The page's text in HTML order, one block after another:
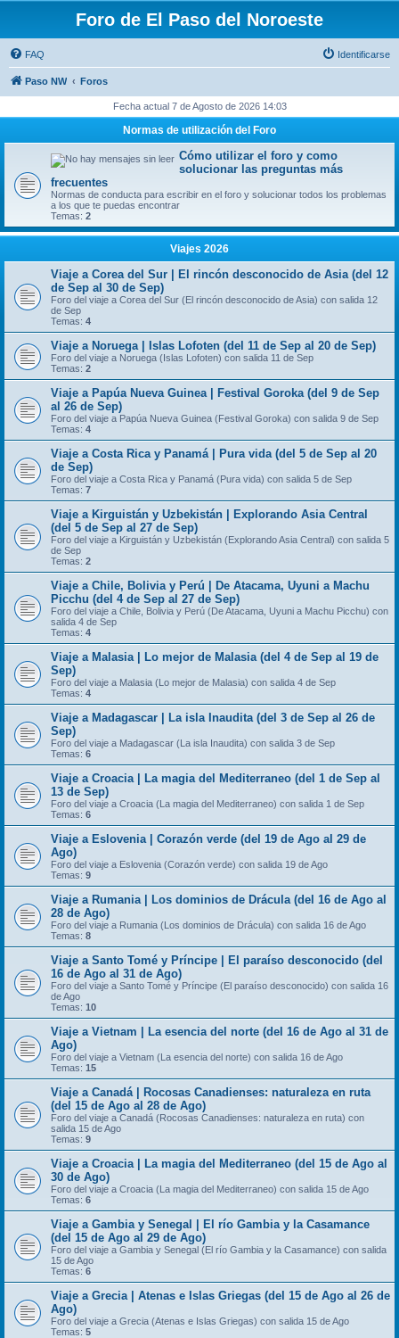
Foro de El Paso del Noroeste
FAQ Identificarse
Paso NW Foros
Fecha actual 7 de Agosto de 2026 14:03
Normas de utilización del Foro
Cómo utilizar el foro y como
solucionar las preguntas más
frecuentes
Normas de conducta para escribir en el foro y solucionar todos los problemas
a los que te puedas encontrar
Temas: 2
Viajes 2026
Viaje a Corea del Sur | El rincón desconocido de Asia (del 12
de Sep al 30 de Sep)
Foro del viaje a Corea del Sur (El rincón desconocido de Asia) con salida 12
de Sep
Temas: 4
Viaje a Noruega | Islas Lofoten (del 11 de Sep al 20 de Sep)
Foro del viaje a Noruega (Islas Lofoten) con salida 11 de Sep
Temas: 2
Viaje a Papúa Nueva Guinea | Festival Goroka (del 9 de Sep
al 26 de Sep)
Foro del viaje a Papúa Nueva Guinea (Festival Goroka) con salida 9 de Sep
Temas: 4
Viaje a Costa Rica y Panamá | Pura vida (del 5 de Sep al 20
de Sep)
Foro del viaje a Costa Rica y Panamá (Pura vida) con salida 5 de Sep
Temas: 7
Viaje a Kirguistán y Uzbekistán | Explorando Asia Central
(del 5 de Sep al 27 de Sep)
Foro del viaje a Kirguistán y Uzbekistán (Explorando Asia Central) con salida 5
de Sep
Temas: 2
Viaje a Chile, Bolivia y Perú | De Atacama, Uyuni a Machu
Picchu (del 4 de Sep al 27 de Sep)
Foro del viaje a Chile, Bolivia y Perú (De Atacama, Uyuni a Machu Picchu) con
salida 4 de Sep
Temas: 4
Viaje a Malasia | Lo mejor de Malasia (del 4 de Sep al 19 de
Sep)
Foro del viaje a Malasia (Lo mejor de Malasia) con salida 4 de Sep
Temas: 4
Viaje a Madagascar | La isla Inaudita (del 3 de Sep al 26 de
Sep)
Foro del viaje a Madagascar (La isla Inaudita) con salida 3 de Sep
Temas: 6
Viaje a Croacia | La magia del Mediterraneo (del 1 de Sep al
13 de Sep)
Foro del viaje a Croacia (La magia del Mediterraneo) con salida 1 de Sep
Temas: 6
Viaje a Eslovenia | Corazón verde (del 19 de Ago al 29 de
Ago)
Foro del viaje a Eslovenia (Corazón verde) con salida 19 de Ago
Temas: 9
Viaje a Rumania | Los dominios de Drácula (del 16 de Ago al
28 de Ago)
Foro del viaje a Rumania (Los dominios de Drácula) con salida 16 de Ago
Temas: 8
Viaje a Santo Tomé y Príncipe | El paraíso desconocido (del
16 de Ago al 31 de Ago)
Foro del viaje a Santo Tomé y Príncipe (El paraíso desconocido) con salida 16
de Ago
Temas: 10
Viaje a Vietnam | La esencia del norte (del 16 de Ago al 31 de
Ago)
Foro del viaje a Vietnam (La esencia del norte) con salida 16 de Ago
Temas: 15
Viaje a Canadá | Rocosas Canadienses: naturaleza en ruta
(del 15 de Ago al 28 de Ago)
Foro del viaje a Canadá (Rocosas Canadienses: naturaleza en ruta) con
salida 15 de Ago
Temas: 9
Viaje a Croacia | La magia del Mediterraneo (del 15 de Ago al
30 de Ago)
Foro del viaje a Croacia (La magia del Mediterraneo) con salida 15 de Ago
Temas: 6
Viaje a Gambia y Senegal | El río Gambia y la Casamance
(del 15 de Ago al 29 de Ago)
Foro del viaje a Gambia y Senegal (El río Gambia y la Casamance) con salida
15 de Ago
Temas: 6
Viaje a Grecia | Atenas e Islas Griegas (del 15 de Ago al 26 de
Ago)
Foro del viaje a Grecia (Atenas e Islas Griegas) con salida 15 de Ago
Temas: 5